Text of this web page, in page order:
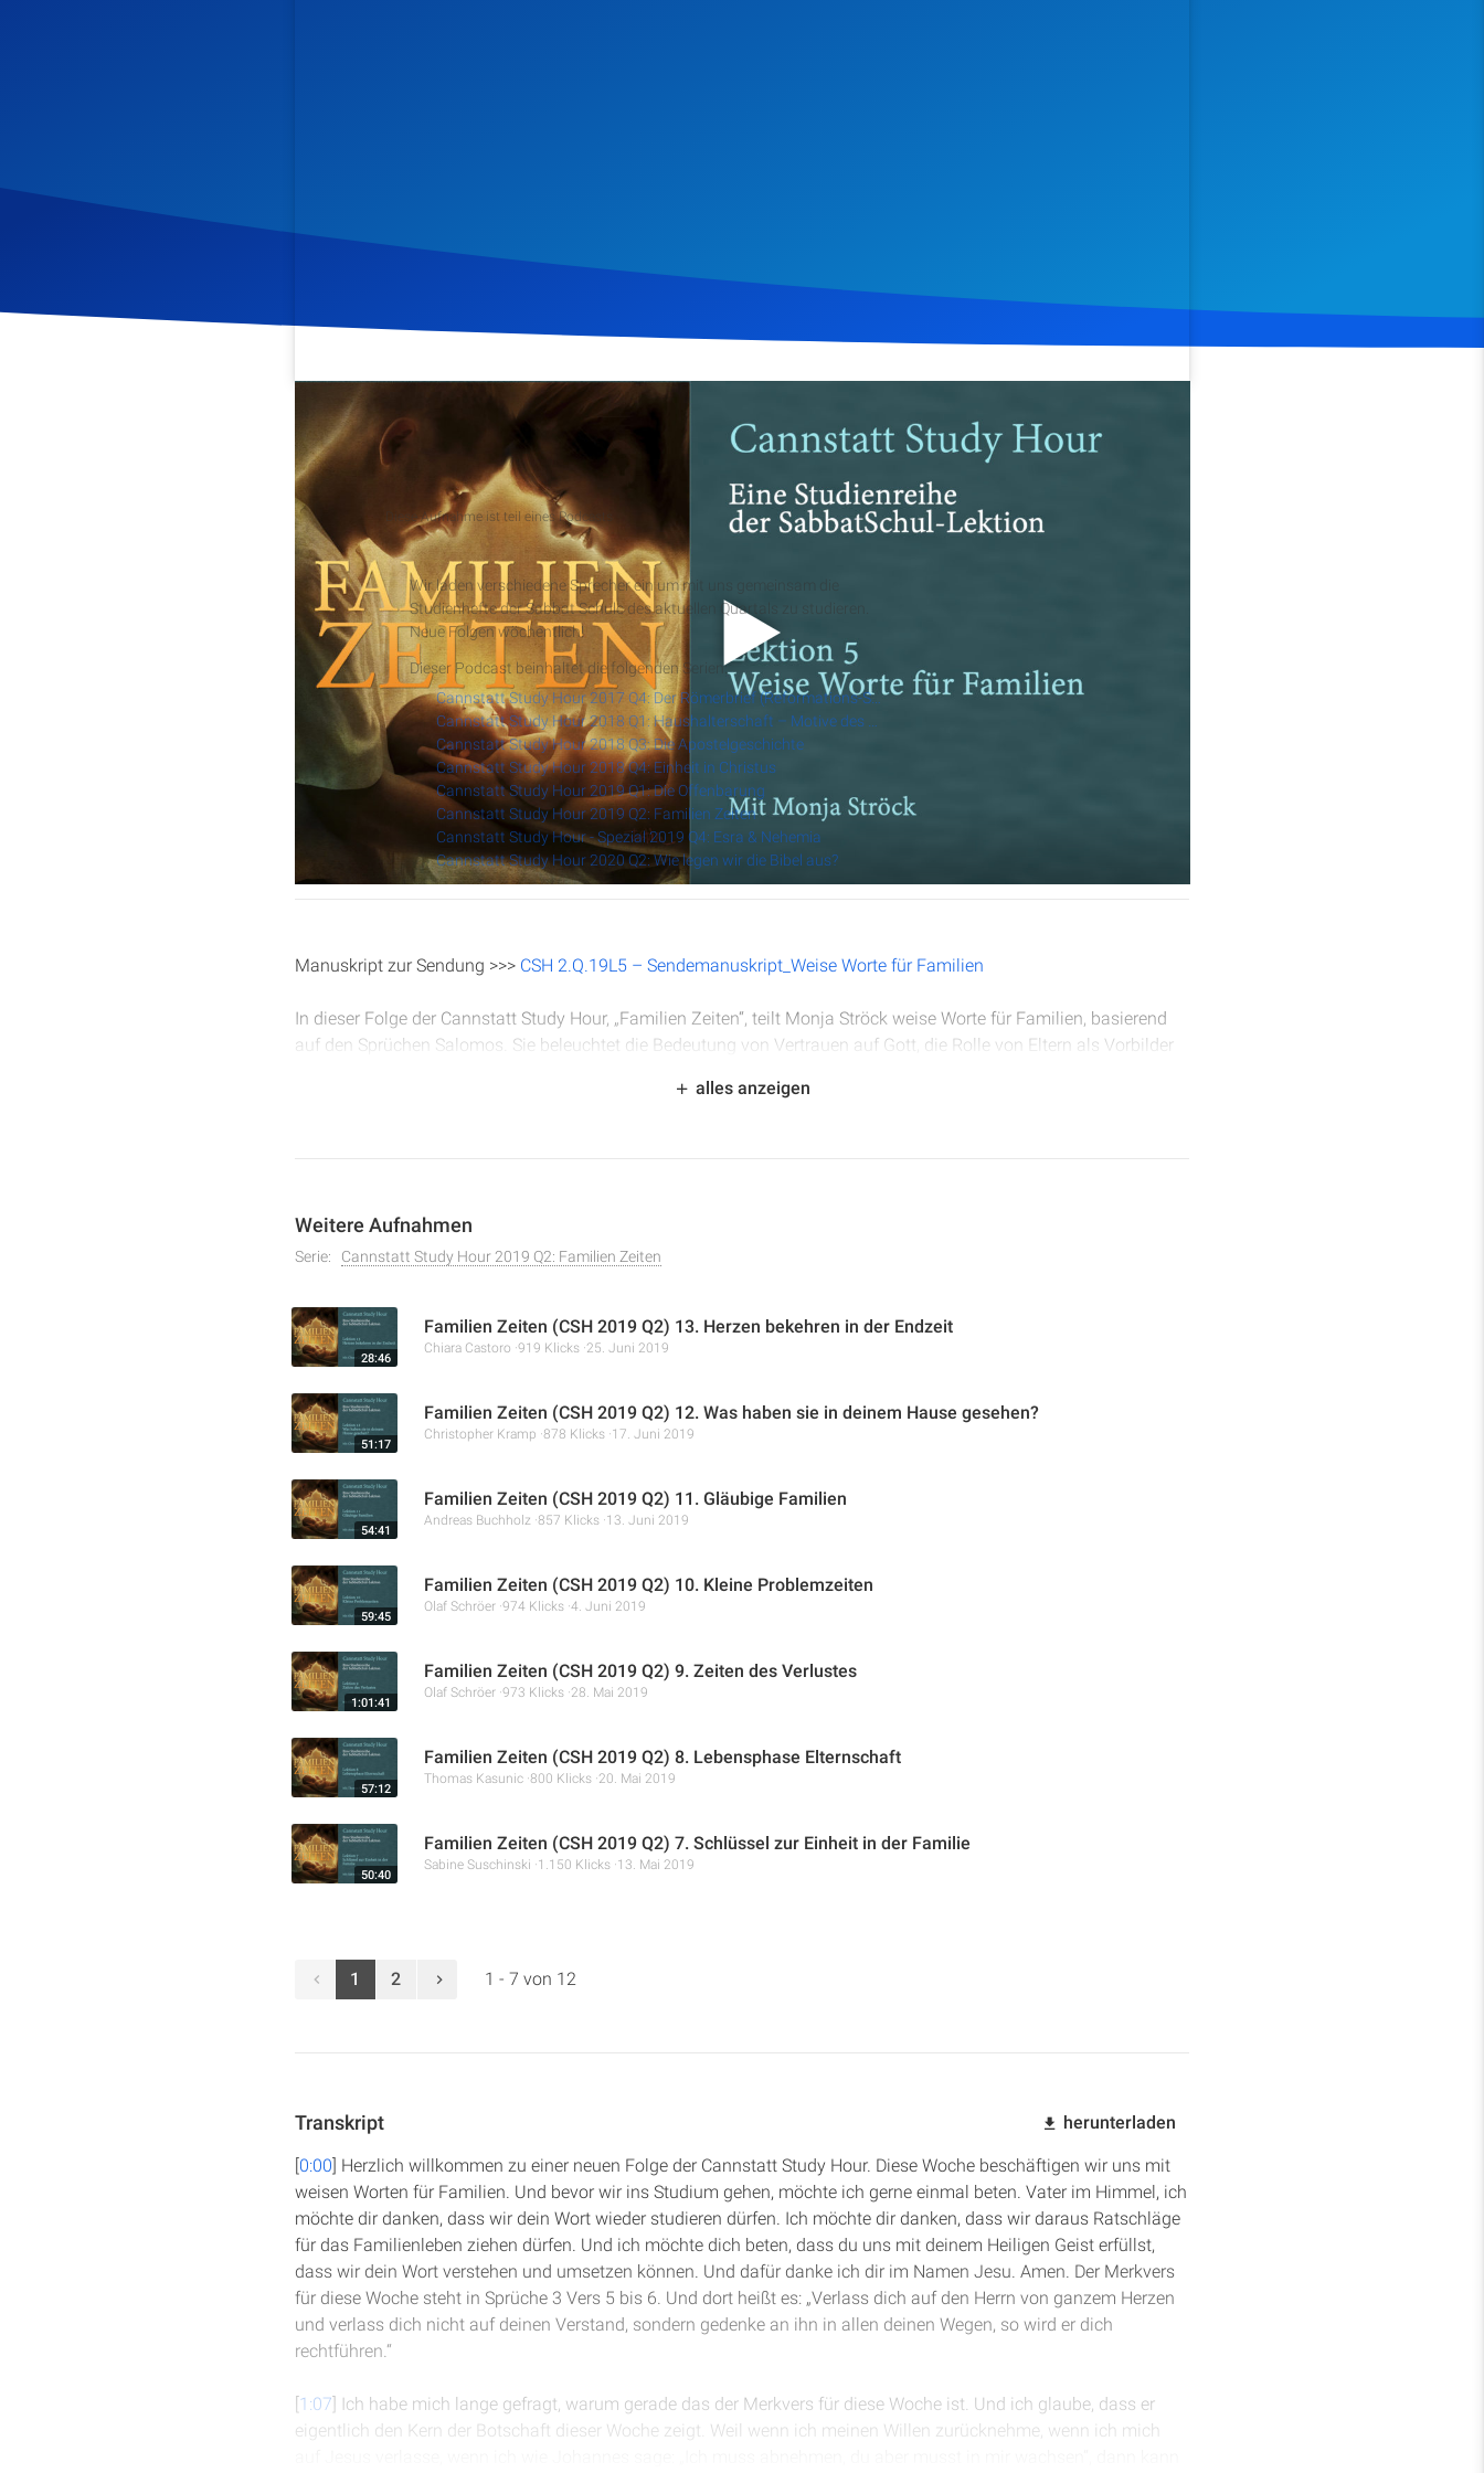
Veröffentlicht am 29. April 2019 Download
Podcast Diese Aufnahme ist teil eines Podcasts
Cannstatt Study Hour
Wir laden verschiedene Sprecher ein um mit uns gemeinsam die
Studienhefte der Sabbat Schule des aktuellen Quartals zu studieren.
Neue Folgen wöchentlich!
Dieser Podcast beinhaltet die folgenden Serien:
Cannstatt Study Hour 2017 Q4: Der Römerbrief (Reformations-Spezial)
Cannstatt Study Hour 2018 Q3: Die Apostelgeschichte
Cannstatt Study Hour 2018 Q4: Einheit in Christus
Cannstatt Study Hour 2019 Q1: Die Offenbarung
Cannstatt Study Hour 2019 Q2: Familien Zeiten
Cannstatt Study Hour - Spezial 2019 Q4: Esra & Nehemia
Cannstatt Study Hour 2020 Q2: Wie legen wir die Bibel aus?
Manuskript zur Sendung >>> CSH 2.Q.19L5 – Sendemanuskript_Weise Worte für Familien
In dieser Folge der Cannstatt Study Hour, „Familien Zeiten“, teilt Monja Ströck weise Worte für Familien, basierend
auf den Sprüchen Salomos. Sie beleuchtet die Bedeutung von Vertrauen auf Gott, die Rolle von Eltern als Vorbilder
liebevoller Zucht und der ständigen Ausrichtung auf Jesus, um ein harmonisches und gottgefälliges Familienleben
alles anzeigen
Weitere Aufnahmen
Serie: Cannstatt Study Hour 2019 Q2: Familien Zeiten
28:46
Familien Zeiten (CSH 2019 Q2) 13. Herzen bekehren in der Endzeit
Chiara Castoro 919 Klicks 25. Juni 2019
51:17
Familien Zeiten (CSH 2019 Q2) 12. Was haben sie in deinem Hause gesehen?
Christopher Kramp 878 Klicks 17. Juni 2019
54:41
Familien Zeiten (CSH 2019 Q2) 11. Gläubige Familien
Andreas Buchholz 857 Klicks 13. Juni 2019
59:45
Familien Zeiten (CSH 2019 Q2) 10. Kleine Problemzeiten
Olaf Schröer 974 Klicks 4. Juni 2019
1:01:41
Familien Zeiten (CSH 2019 Q2) 9. Zeiten des Verlustes
Olaf Schröer 973 Klicks 28. Mai 2019
57:12
Familien Zeiten (CSH 2019 Q2) 8. Lebensphase Elternschaft
Thomas Kasunic 800 Klicks 20. Mai 2019
50:40
Familien Zeiten (CSH 2019 Q2) 7. Schlüssel zur Einheit in der Familie
Sabine Suschinski 1.150 Klicks 13. Mai 2019
1 2 1 - 7 von 12
Transkript herunterladen
[0:00] Herzlich willkommen zu einer neuen Folge der Cannstatt Study Hour. Diese Woche beschäftigen wir uns mit
weisen Worten für Familien. Und bevor wir ins Studium gehen, möchte ich gerne einmal beten. Vater im Himmel, ich
möchte dir danken, dass wir dein Wort wieder studieren dürfen. Ich möchte dir danken, dass wir daraus Ratschläge
für das Familienleben ziehen dürfen. Und ich möchte dich beten, dass du uns mit deinem Heiligen Geist erfüllst,
dass wir dein Wort verstehen und umsetzen können. Und dafür danke ich dir im Namen Jesu. Amen. Der Merkvers
für diese Woche steht in Sprüche 3 Vers 5 bis 6. Und dort heißt es: „Verlass dich auf den Herrn von ganzem Herzen
und verlass dich nicht auf deinen Verstand, sondern gedenke an ihn in allen deinen Wegen, so wird er dich
rechtführen.“
[1:07] Ich habe mich lange gefragt, warum gerade das der Merkvers für diese Woche ist. Und ich glaube, dass er
eigentlich den Kern der Botschaft dieser Woche zeigt. Weil wenn ich meinen Willen zurücknehme, wenn ich mich